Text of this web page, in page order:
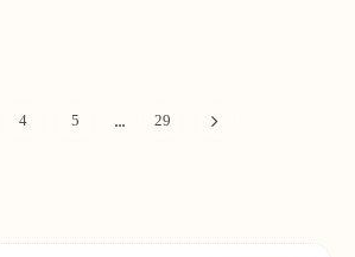
4 5 ... 29